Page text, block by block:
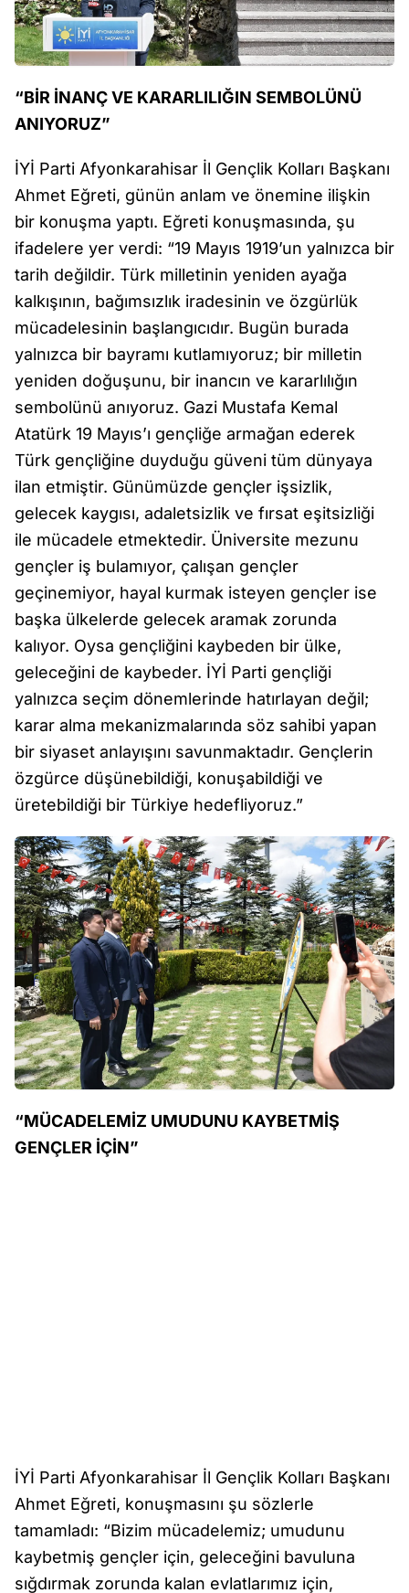
“BİR İNANÇ VE KARARLILIĞIN SEMBOLÜNÜ
ANIYORUZ”
İYİ Parti Afyonkarahisar İl Gençlik Kolları Başkanı
Ahmet Eğreti, günün anlam ve önemine ilişkin
bir konuşma yaptı. Eğreti konuşmasında, şu
ifadelere yer verdi: “19 Mayıs 1919’un yalnızca bir
tarih değildir. Türk milletinin yeniden ayağa
kalkışının, bağımsızlık iradesinin ve özgürlük
mücadelesinin başlangıcıdır. Bugün burada
yalnızca bir bayramı kutlamıyoruz; bir milletin
yeniden doğuşunu, bir inancın ve kararlılığın
sembolünü anıyoruz. Gazi Mustafa Kemal
Atatürk 19 Mayıs’ı gençliğe armağan ederek
Türk gençliğine duyduğu güveni tüm dünyaya
ilan etmiştir. Günümüzde gençler işsizlik,
gelecek kaygısı, adaletsizlik ve fırsat eşitsizliği
ile mücadele etmektedir. Üniversite mezunu
gençler iş bulamıyor, çalışan gençler
geçinemiyor, hayal kurmak isteyen gençler ise
başka ülkelerde gelecek aramak zorunda
kalıyor. Oysa gençliğini kaybeden bir ülke,
geleceğini de kaybeder. İYİ Parti gençliği
yalnızca seçim dönemlerinde hatırlayan değil;
karar alma mekanizmalarında söz sahibi yapan
bir siyaset anlayışını savunmaktadır. Gençlerin
özgürce düşünebildiği, konuşabildiği ve
üretebildiği bir Türkiye hedefliyoruz.”
“MÜCADELEMİZ UMUDUNU KAYBETMİŞ
GENÇLER İÇİN”
İYİ Parti Afyonkarahisar İl Gençlik Kolları Başkanı
Ahmet Eğreti, konuşmasını şu sözlerle
tamamladı: “Bizim mücadelemiz; umudunu
kaybetmiş gençler için, geleceğini bavuluna
sığdırmak zorunda kalan evlatlarımız için,